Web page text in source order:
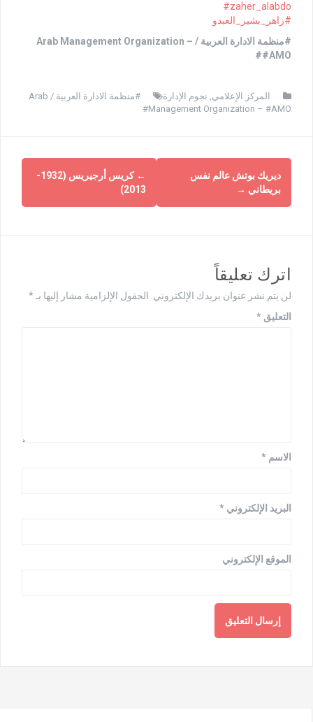
‪#‎zaher_alabdo‬
‫#‏زاهر_بشير_العبدو‬
#منظمة الادارة العربية / Arab Management Organization –
#AMO#
المركز الإعلامي , نجوم الإدارة
#منظمة الادارة العربية / Arab
Management Organization – #AMO#
←
كريس أرجيريس (1932-
2013)
ديريك بوتش عالم نفس
بريطاني →
اترك تعليقاً
لن يتم نشر عنوان بريدك الإلكتروني. الحقول الإلزامية مشار إليها بـ*
التعليق *
الاسم *
البريد الإلكتروني *
الموقع الإلكتروني